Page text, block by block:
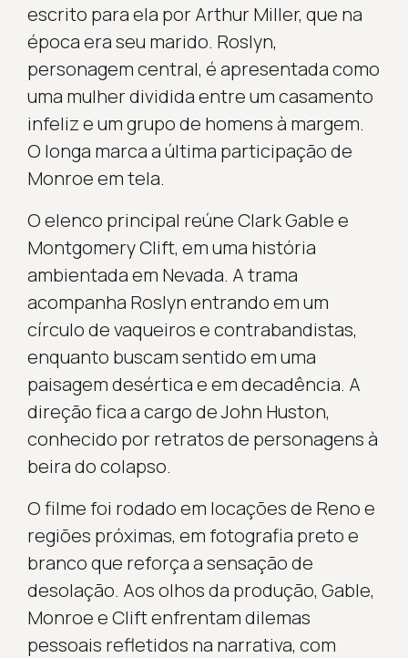
escrito para ela por Arthur Miller, que na
época era seu marido. Roslyn,
personagem central, é apresentada como
uma mulher dividida entre um casamento
infeliz e um grupo de homens à margem.
O longa marca a última participação de
Monroe em tela.
O elenco principal reúne Clark Gable e
Montgomery Clift, em uma história
ambientada em Nevada. A trama
acompanha Roslyn entrando em um
círculo de vaqueiros e contrabandistas,
enquanto buscam sentido em uma
paisagem desértica e em decadência. A
direção fica a cargo de John Huston,
conhecido por retratos de personagens à
beira do colapso.
O filme foi rodado em locações de Reno e
regiões próximas, em fotografia preto e
branco que reforça a sensação de
desolação. Aos olhos da produção, Gable,
Monroe e Clift enfrentam dilemas
pessoais refletidos na narrativa, com